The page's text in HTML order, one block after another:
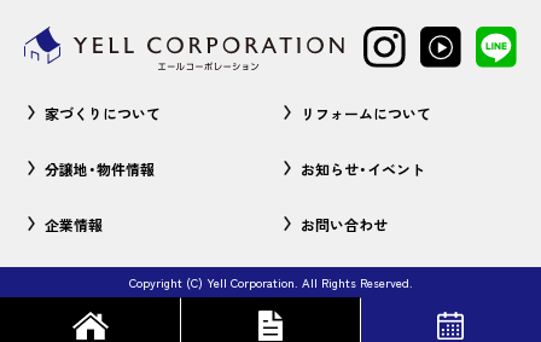
家づくりについて リフォームについて
分譲地・物件情報 お知らせ・イベント
企業情報 お問い合わせ
Copyright (C) Yell Corporation. All Rights Reserved.